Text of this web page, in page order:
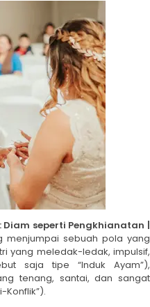
seperti Pengkhianatan |
menjumpai sebuah pola yang
yang meledak-ledak, impulsif,
saja tipe “Induk Ayam”),
tenang, santai, dan sangat
Konflik”).